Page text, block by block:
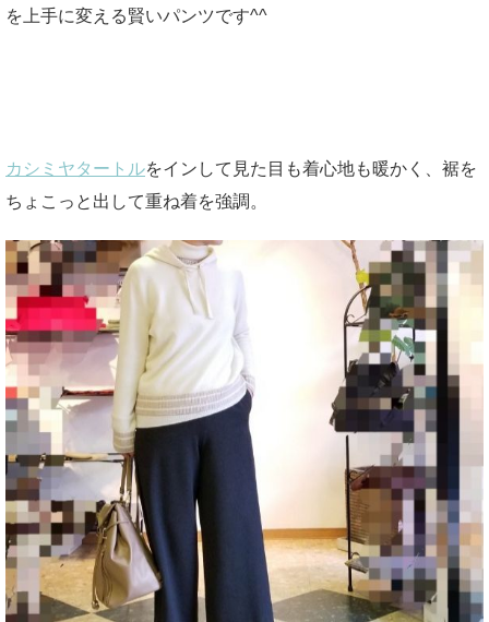
を上手に変える賢いパンツです^^
カシミヤタートルをインして見た目も着心地も暖かく、裾を
ちょこっと出して重ね着を強調。